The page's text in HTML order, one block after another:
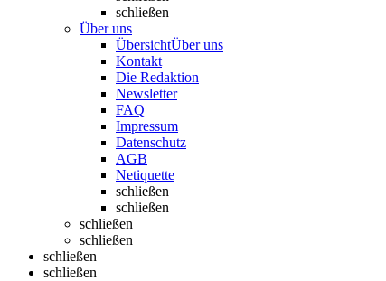
schließen
Über uns
ÜbersichtÜber uns
Kontakt
Die Redaktion
Newsletter
FAQ
Impressum
Datenschutz
AGB
Netiquette
schließen
schließen
schließen
schließen
schließen
schließen